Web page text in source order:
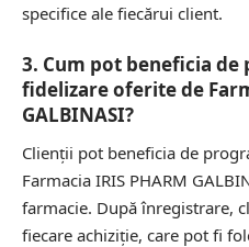
specifice ale fiecărui client.
3. Cum pot beneficia
fidelizare oferite de
GALBINASI?
Clienții pot beneficia de
Farmacia IRIS PHARM
farmacie. După înregistrare,
fiecare achiziție, care pot fi